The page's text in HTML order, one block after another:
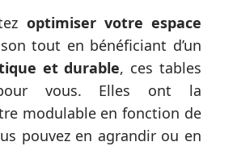
optimiser votre espace
tout en bénéficiant d’un
et durable, ces tables
vous. Elles ont la
modulable en fonction de
pouvez en agrandir ou en